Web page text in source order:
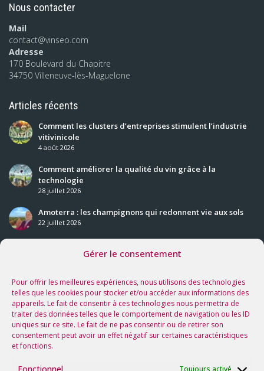
Gérer le consentement
Pour offrir les meilleures expériences, nous utilisons des technologies
telles que les cookies pour stocker et/ou accéder aux informations des
appareils. Le fait de consentir à ces technologies nous permettra de
traiter des données telles que le comportement de navigation ou les ID
uniques sur ce site. Le fait de ne pas consentir ou de retirer son
consentement peut avoir un effet négatif sur certaines caractéristiques
et fonctions.
Toujours activé
Nous contacter
Mail
contact@vinseo.com
Adresse
170 Boulevard du Chapitre
34750 Villeneuve-lès-Maguelone
Articles récents
Comment les clusters d’entreprises stimulent l’industrie
vitivinicole
4 août 2026
Comment améliorer la qualité du vin grâce à la
technologie
28 juillet 2026
Amoterra : les champignons qui redonnent vie aux sols
22 juillet 2026
Nos prochaines rencontres
Voir tous les événements
Suivez-nous sur les réseaux !